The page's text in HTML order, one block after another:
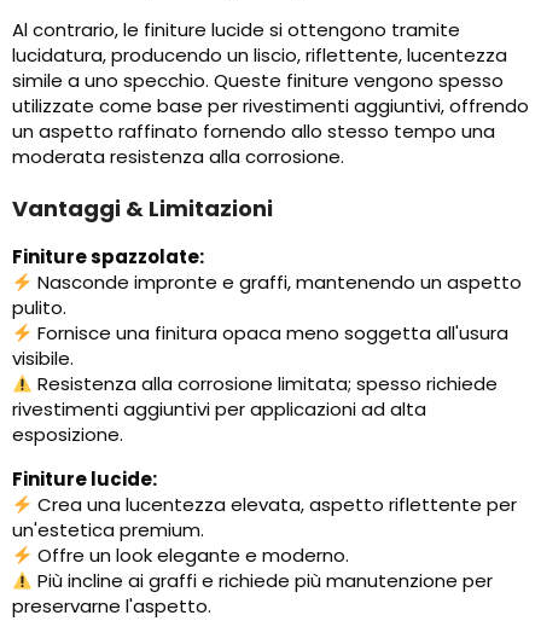
Al contrario, le finiture lucide si ottengono tramite
lucidatura, producendo un liscio, riflettente, lucentezza
simile a uno specchio. Queste finiture vengono spesso
utilizzate come base per rivestimenti aggiuntivi, offrendo
un aspetto raffinato fornendo allo stesso tempo una
moderata resistenza alla corrosione.
Vantaggi & Limitazioni
Finiture spazzolate:
Nasconde impronte e graffi, mantenendo un aspetto
pulito.
Fornisce una finitura opaca meno soggetta all'usura
visibile.
Resistenza alla corrosione limitata; spesso richiede
rivestimenti aggiuntivi per applicazioni ad alta
esposizione.
Finiture lucide:
Crea una lucentezza elevata, aspetto riflettente per
un'estetica premium.
Offre un look elegante e moderno.
Più incline ai graffi e richiede più manutenzione per
preservarne l'aspetto.